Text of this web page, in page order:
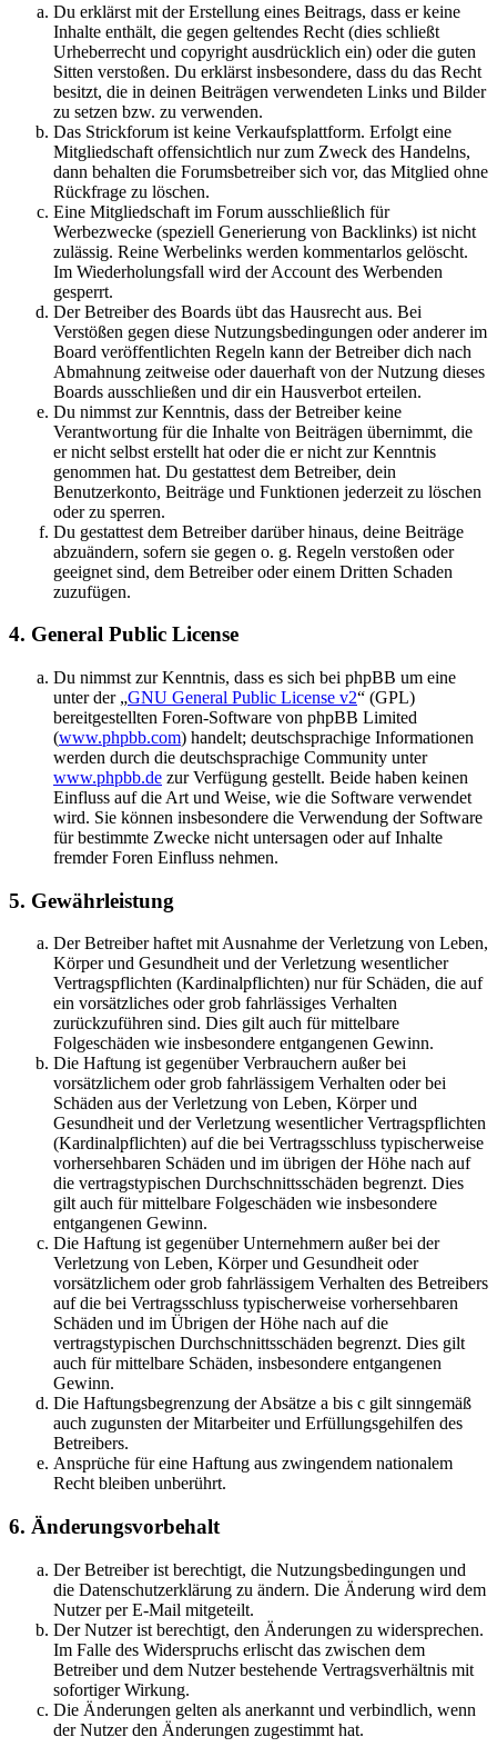
Du erklärst mit der Erstellung eines Beitrags, dass er keine
Inhalte enthält, die gegen geltendes Recht (dies schließt
Urheberrecht und copyright ausdrücklich ein) oder die guten
Sitten verstoßen. Du erklärst insbesondere, dass du das Recht
besitzt, die in deinen Beiträgen verwendeten Links und Bilder
zu setzen bzw. zu verwenden.
Das Strickforum ist keine Verkaufsplattform. Erfolgt eine
Mitgliedschaft offensichtlich nur zum Zweck des Handelns,
dann behalten die Forumsbetreiber sich vor, das Mitglied ohne
Rückfrage zu löschen.
Eine Mitgliedschaft im Forum ausschließlich für
Werbezwecke (speziell Generierung von Backlinks) ist nicht
zulässig. Reine Werbelinks werden kommentarlos gelöscht.
Im Wiederholungsfall wird der Account des Werbenden
gesperrt.
Der Betreiber des Boards übt das Hausrecht aus. Bei
Verstößen gegen diese Nutzungsbedingungen oder anderer im
Board veröffentlichten Regeln kann der Betreiber dich nach
Abmahnung zeitweise oder dauerhaft von der Nutzung dieses
Boards ausschließen und dir ein Hausverbot erteilen.
Du nimmst zur Kenntnis, dass der Betreiber keine
Verantwortung für die Inhalte von Beiträgen übernimmt, die
er nicht selbst erstellt hat oder die er nicht zur Kenntnis
genommen hat. Du gestattest dem Betreiber, dein
Benutzerkonto, Beiträge und Funktionen jederzeit zu löschen
oder zu sperren.
Du gestattest dem Betreiber darüber hinaus, deine Beiträge
abzuändern, sofern sie gegen o. g. Regeln verstoßen oder
geeignet sind, dem Betreiber oder einem Dritten Schaden
zuzufügen.
4. General Public License
Du nimmst zur Kenntnis, dass es sich bei phpBB um eine
unter der „GNU General Public License v2“ (GPL)
bereitgestellten Foren-Software von phpBB Limited
(www.phpbb.com) handelt; deutschsprachige Informationen
werden durch die deutschsprachige Community unter
www.phpbb.de zur Verfügung gestellt. Beide haben keinen
Einfluss auf die Art und Weise, wie die Software verwendet
wird. Sie können insbesondere die Verwendung der Software
für bestimmte Zwecke nicht untersagen oder auf Inhalte
fremder Foren Einfluss nehmen.
5. Gewährleistung
Der Betreiber haftet mit Ausnahme der Verletzung von Leben,
Körper und Gesundheit und der Verletzung wesentlicher
Vertragspflichten (Kardinalpflichten) nur für Schäden, die auf
ein vorsätzliches oder grob fahrlässiges Verhalten
zurückzuführen sind. Dies gilt auch für mittelbare
Folgeschäden wie insbesondere entgangenen Gewinn.
Die Haftung ist gegenüber Verbrauchern außer bei
vorsätzlichem oder grob fahrlässigem Verhalten oder bei
Schäden aus der Verletzung von Leben, Körper und
Gesundheit und der Verletzung wesentlicher Vertragspflichten
(Kardinalpflichten) auf die bei Vertragsschluss typischerweise
vorhersehbaren Schäden und im übrigen der Höhe nach auf
die vertragstypischen Durchschnittsschäden begrenzt. Dies
gilt auch für mittelbare Folgeschäden wie insbesondere
entgangenen Gewinn.
Die Haftung ist gegenüber Unternehmern außer bei der
Verletzung von Leben, Körper und Gesundheit oder
vorsätzlichem oder grob fahrlässigem Verhalten des Betreibers
auf die bei Vertragsschluss typischerweise vorhersehbaren
Schäden und im Übrigen der Höhe nach auf die
vertragstypischen Durchschnittsschäden begrenzt. Dies gilt
auch für mittelbare Schäden, insbesondere entgangenen
Gewinn.
Die Haftungsbegrenzung der Absätze a bis c gilt sinngemäß
auch zugunsten der Mitarbeiter und Erfüllungsgehilfen des
Betreibers.
Ansprüche für eine Haftung aus zwingendem nationalem
Recht bleiben unberührt.
6. Änderungsvorbehalt
Der Betreiber ist berechtigt, die Nutzungsbedingungen und
die Datenschutzerklärung zu ändern. Die Änderung wird dem
Nutzer per E-Mail mitgeteilt.
Der Nutzer ist berechtigt, den Änderungen zu widersprechen.
Im Falle des Widerspruchs erlischt das zwischen dem
Betreiber und dem Nutzer bestehende Vertragsverhältnis mit
sofortiger Wirkung.
Die Änderungen gelten als anerkannt und verbindlich, wenn
der Nutzer den Änderungen zugestimmt hat.